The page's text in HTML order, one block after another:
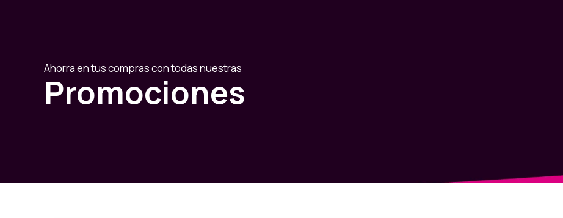
Ahorra en tus compras con todas nuestras
Promociones